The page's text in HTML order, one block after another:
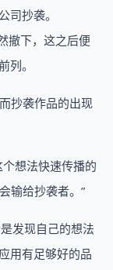
司抄袭。
撤下，这之后便
列。
抄袭作品的出现
个想法快速传播的
输给抄袭者。”
发现自己的想法
用有足够好的品